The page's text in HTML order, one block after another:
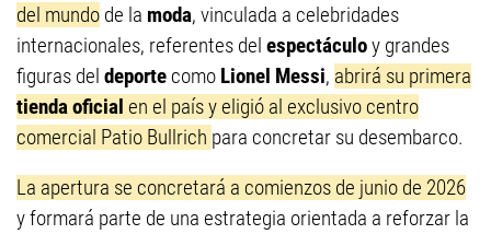
del mundo de la moda, vinculada a celebridades
internacionales, referentes del espectáculoy grandes
figuras del deporte como Lionel Messi, abrirá su primera
tienda oficial en el país y eligió al exclusivo centro
comercial Patio Bullrich para concretar su desembarco.
La apertura se concretará a comienzos de junio de 2026
y formará parte de una estrategia orientada a reforzar la